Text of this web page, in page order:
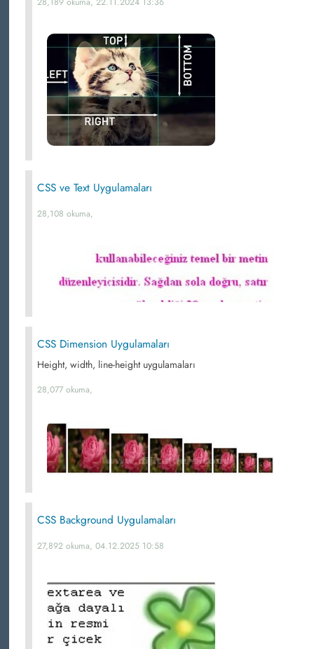
CSS ve Text Uygulamaları
28,108 okuma,
CSS Dimension Uygulamaları
Height, width, line-height uygulamaları
28,077 okuma,
CSS Background Uygulamaları
27,892 okuma, 04.12.2025 10:58